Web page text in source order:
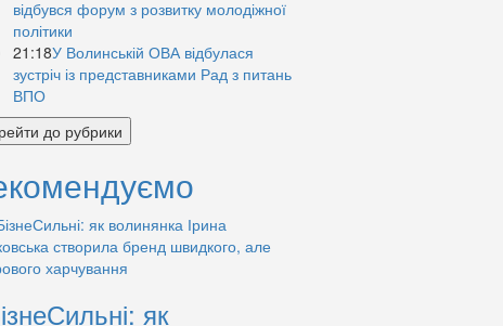
відбувся форум з розвитку молодіжної
політики
21:18У Волинській ОВА відбулася
зустріч із представниками Рад з питань
ВПО
до рубрики
як